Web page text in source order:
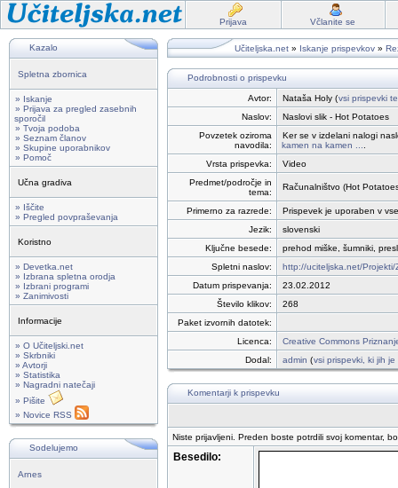
Prijava Včlanite se
Kazalo
Spletna zbornica
» Iskanje
» Prijava za pregled zasebnih
sporočil
» Tvoja podoba
» Seznam članov
» Skupine uporabnikov
» Pomoč
Učna gradiva
» Iščite
» Pregled povpraševanja
Koristno
» Devetka.net
» Izbrana spletna orodja
» Izbrani programi
» Zanimivosti
Informacije
» O Učiteljski.net
» Skrbniki
» Avtorji
» Statistika
» Nagradni natečaji
» Pišite
» Novice RSS
Sodelujemo
Arnes
Učiteljska.net » Iskanje prispevkov »
Podrobnosti o prispevku
Avtor: Nataša Holy (vsi prispevki
Naslov:
Naslovi slik - Hot Potatoes
Povzetek oziroma
navodila:
Ker se v izdelani nalogi
kamen na kamen ...
Vrsta prispevka:
Video
Predmet/področje in
tema:
Računalništvo (Hot
Primerno za razrede:
Prispevek je uporaben v
Jezik:
slovenski
Ključne besede:
prehod miške, šumniki,
Spletni naslov:
http://uciteljska.net/Projekti/
Datum prispevanja:
23.02.2012
Število klikov:
268
Paket izvornih datotek:
Licenca:
Creative Commons
Dodal:
admin (vsi prispevki, ki jih
Komentarji k prispevku
Niste prijavljeni. Preden boste potrdili svoj komentar,
Besedilo: